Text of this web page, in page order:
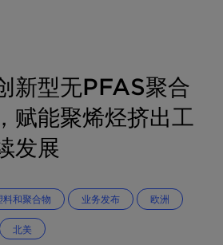
新型无PFAS聚合
赋能聚烯烃挤出工
发展
料和聚合物 业务发布 欧洲
北美